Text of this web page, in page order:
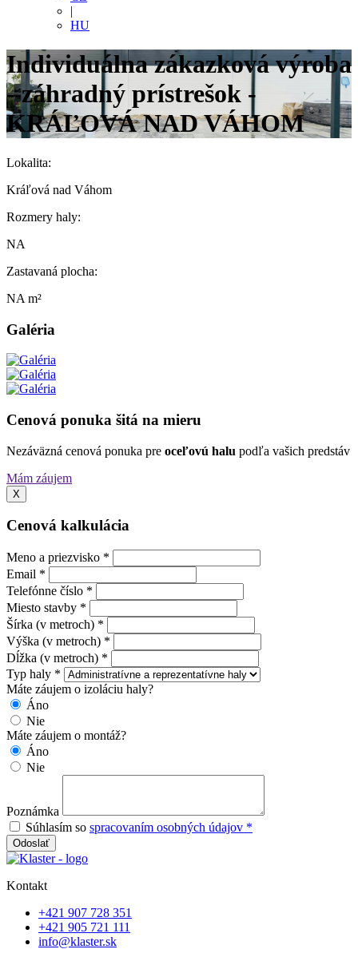
|
HU
Individuálna zákazková výroba
- záhradný prístrešok -
KRÁĽOVÁ NAD VÁHOM
Lokalita:
Kráľová nad Váhom
Rozmery haly:
NA
Zastavaná plocha:
NA m²
Galéria
Cenová ponuka šitá na mieru
Nezáväzná cenová ponuka pre oceľovú halu podľa vašich predstáv
Mám záujem
X
Cenová kalkulácia
Meno a priezvisko *
Email *
Telefónne číslo *
Miesto stavby *
Šírka (v metroch) *
Výška (v metroch) *
Dĺžka (v metroch) *
Typ haly *
Máte záujem o izoláciu haly?
Áno
Nie
Máte záujem o montáž?
Áno
Nie
Poznámka
Súhlasím so spracovaním osobných údajov *
Odoslať
Kontakt
+421 907 728 351
+421 905 721 111
info@klaster.sk